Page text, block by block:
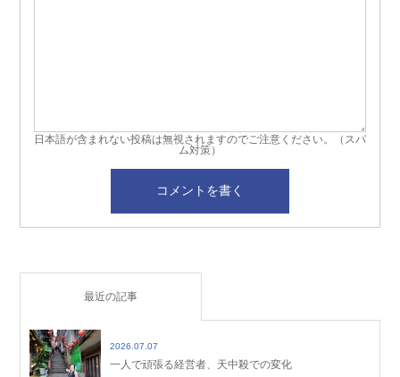
日本語が含まれない投稿は無視されますのでご注意ください。（スパ
ム対策）
最近の記事
2026.07.07
一人で頑張る経営者、天中殺での変化